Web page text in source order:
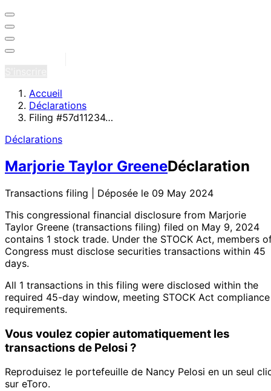
Accueil
Déclarations
Filing #57d11234…
Déclarations
Marjorie Taylor GreeneDéclaration
Transactions filing | Déposée le 09 May 2024
This congressional financial disclosure from Marjorie
Taylor Greene (transactions filing) filed on May 9, 2024
contains 1 stock trade. Under the STOCK Act, members
Congress must disclose securities transactions within 45
days.
All 1 transactions in this filing were disclosed within the
required 45-day window, meeting STOCK Act compliance
requirements.
Vous voulez copier automatiquement les
transactions de Pelosi ?
Reproduisez le portefeuille de Nancy Pelosi en un seul
sur eToro.